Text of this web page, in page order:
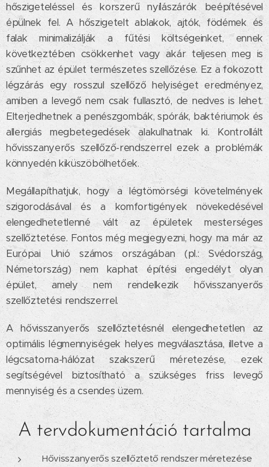
hőszigeteléssel és korszerű nyílászárók beépítésével
épülnek fel. A hőszigetelt ablakok, ajtók, födémek és
falak minimalizálják a fűtési költségeinket, ennek
következtében csökkenhet vagy akár teljesen meg is
szűnhet az épület természetes szellőzése. Ez a fokozott
légzárás egy rosszul szellőző helyiséget eredményez,
amiben a levegő nem csak fullasztó, de nedves is lehet.
Elterjedhetnek a penészgombák, spórák, baktériumok és
allergiás megbetegedések alakulhatnak ki. Kontrollált
hővisszanyerős szellőző-rendszerrel ezek a problémák
könnyedén kiküszöbölhetőek.
Megállapíthatjuk, hogy a légtömörségi követelmények
szigorodásával és a komfortigények növekedésével
elengedhetetlenné vált az épületek mesterséges
szellőztetése. Fontos még megjegyezni, hogy ma már az
Európai Unió számos országában (pl.: Svédország,
Németország) nem kaphat építési engedélyt olyan
épület, amely nem rendelkezik hővisszanyerős
szellőztetési rendszerrel.
A hővisszanyerős szellőztetésnél elengedhetetlen az
optimális légmennyiségek helyes megválasztása, illetve a
légcsatorna-hálózat szakszerű méretezése, ezek
segítségével biztosítható a szükséges friss levegő
mennyiség és a csendes üzem.
A tervdokumentáció tartalma
Hővisszanyerős szellőztető rendszer méretezése